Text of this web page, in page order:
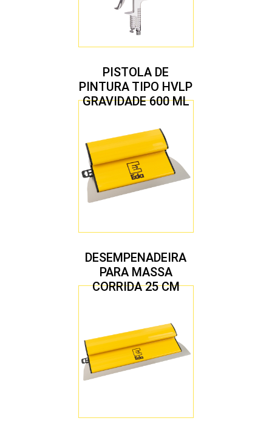
PISTOLA DE
PINTURA TIPO HVLP
GRAVIDADE 600 ML
1,7 MM
DESEMPENADEIRA
PARA MASSA
CORRIDA 25 CM